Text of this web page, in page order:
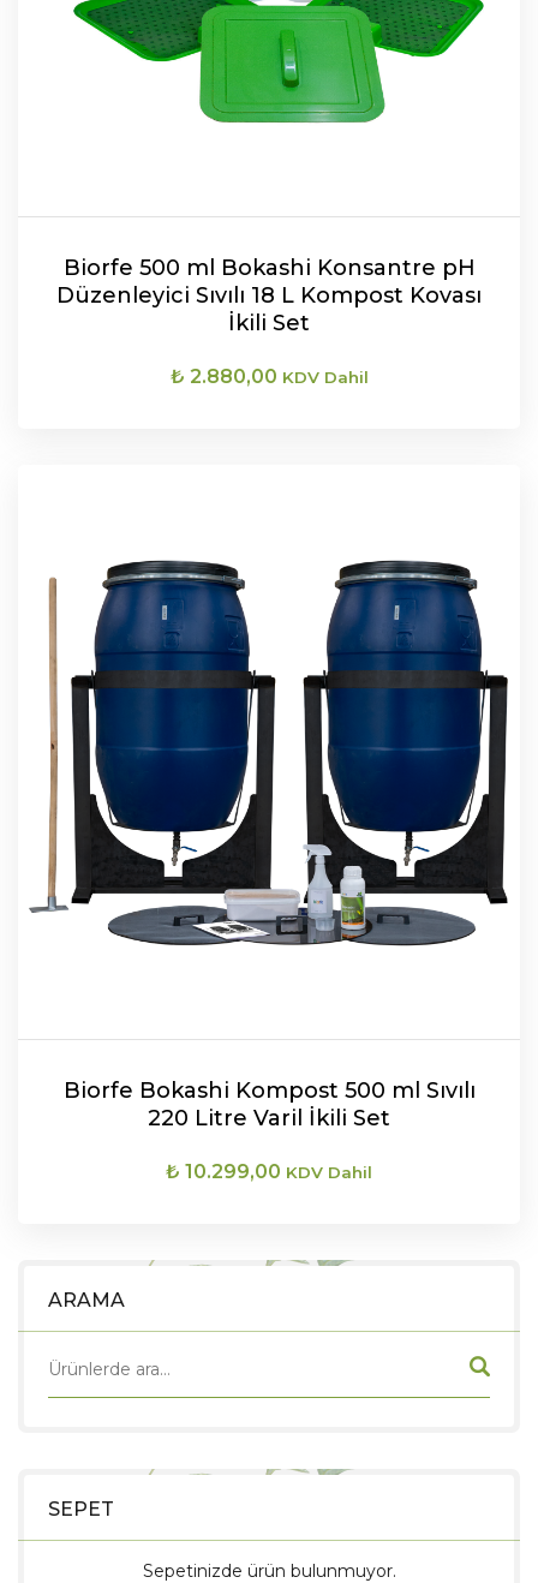
ARAMA
SEPET
Sepetinizde ürün bulunmuyor.
Biorfe 500 ml Bokashi Konsantre pH
Düzenleyici Sıvılı 18 L Kompost Kovası
İkili Set
₺ 2.880,00 KDV Dahil
Biorfe Bokashi Kompost 500 ml Sıvılı
220 Litre Varil İkili Set
₺ 10.299,00 KDV Dahil